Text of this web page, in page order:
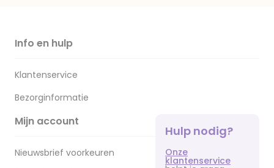
Info en hulp
Klantenservice
Bezorginformatie
Mijn account
Nieuwsbrief voorkeuren
Hulp nodig?
Onze
klantenservice